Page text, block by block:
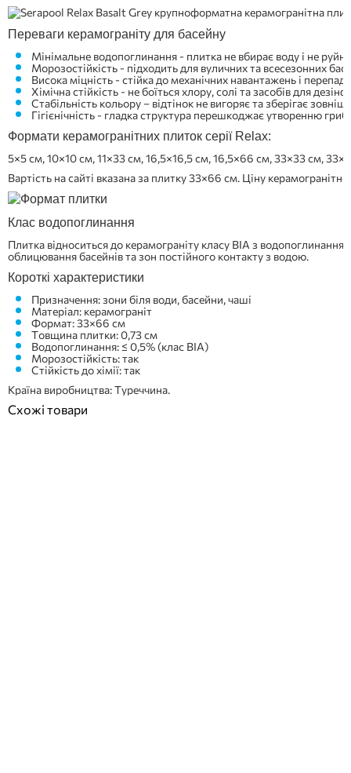
Переваги керамограніту для басейну
Мінімальне водопоглинання - плитка не вбирає воду і не
Морозостійкість - підходить для вуличних та всесезонних
Висока міцність - стійка до механічних навантажень і
Хімічна стійкість - не боїться хлору, солі та засобів для
Стабільність кольору – відтінок не вигоряє та зберігає
Гігієнічність - гладка структура перешкоджає утворенню
Формати керамогранітних плиток серії Relax:
5×5 см, 10×10 см, 11×33 см, 16,5×16,5 см, 16,5×66 см, 33×33 см,
Вартість на сайті вказана за плитку 33×66 см. Ціну
Клас водопоглинання
Плитка відноситься до керамограніту класу BIA з
облицювання басейнів та зон постійного контакту з водою.
Короткі характеристики
Призначення: зони біля води, басейни, чаші
Матеріал: керамограніт
Формат: 33×66 см
Товщина плитки: 0,73 см
Водопоглинання: ≤ 0,5% (клас BIA)
Морозостійкість: так
Стійкість до хімії: так
Країна виробництва: Туреччина.
Схожі товари